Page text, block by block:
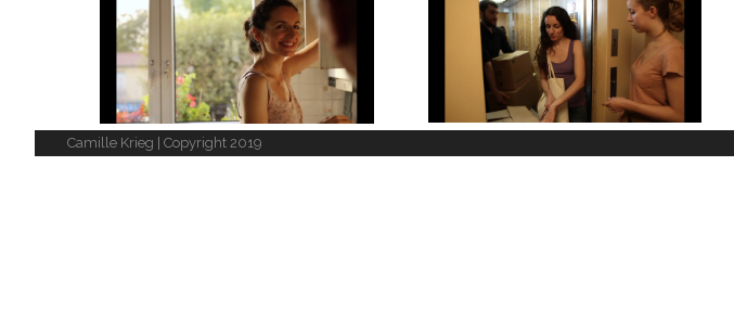
Camille Krieg | Copyright 2019